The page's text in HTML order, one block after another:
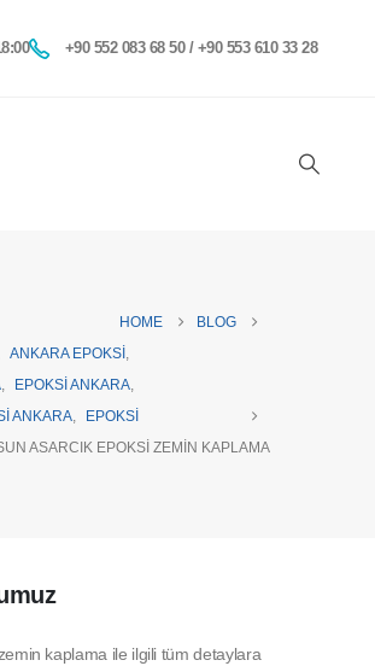
+90 552 083 68 50 / +90 553 610 33 28
HOME
BLOG
ANKARA EPOKSI
EPOKSI ANKARA
ANKARA
EPOKSI
ASARCIK EPOKSI ZEMIN KAPLAMA
kaplama ile ilgili tüm detaylara